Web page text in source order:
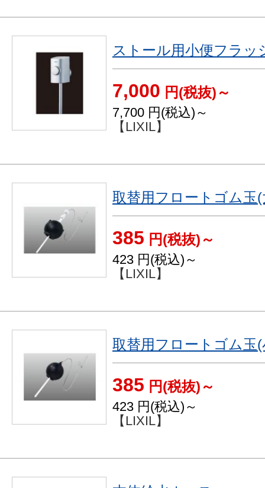
ストール用小便フラッ
7,000 円(税抜)～
7,700 円(税込)～
【LIXIL】
取替用フロートゴム玉(
385 円(税抜)～
423 円(税込)～
【LIXIL】
取替用フロートゴム玉(
385 円(税抜)～
423 円(税込)～
【LIXIL】